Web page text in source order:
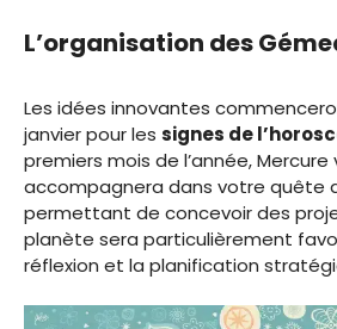
L’organisation des
Les idées innovantes
janvier pour les signes de
premiers mois de l’année, Mercure
accompagnera dans votre quête
permettant de concevoir des
planète sera particulièrement
réflexion et la planification